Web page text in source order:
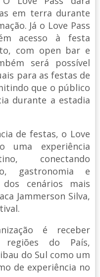
em terra durante
Já o Love Pass
acesso à festa
com open bar e
será possível
para as festas de
que o público
durante a estadia
de festas, o Love
uma experiência
conectando
gastronomia e
cenários mais
Jammerson Silva,
é receber
regiões do País,
do Sul como um
de experiência no